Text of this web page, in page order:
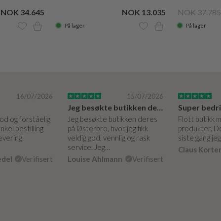
NOK 34.645 NOK 13.035
På lager
NOK 37.785
På lager
16/07/2026
og forståelig
bestilling
Verifisert
15/07/2026
Jeg besøkte butikken deres på Østerbro.
Jeg besøkte butikken deres
på Østerbro, hvor jeg fikk
veldig god, vennlig og rask
service. Jeg…
Louise Ahlmann
Verifisert
Flott butikk
produkter.
siste gang
Claus